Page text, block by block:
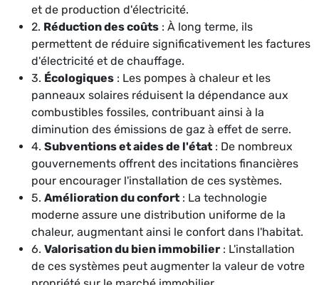
et de production d'électricité.
2. Réduction des coûts : À long terme, ils
permettent de réduire significativement les factures
d'électricité et de chauffage.
3. Écologiques : Les pompes à chaleur et les
panneaux solaires réduisent la dépendance aux
combustibles fossiles, contribuant ainsi à la
diminution des émissions de gaz à effet de serre.
4. Subventions et aides de l'état : De nombreux
gouvernements offrent des incitations financières
pour encourager l'installation de ces systèmes.
5. Amélioration du confort : La technologie
moderne assure une distribution uniforme de la
chaleur, augmentant ainsi le confort dans l'habitat.
6. Valorisation du bien immobilier : L'installation
de ces systèmes peut augmenter la valeur de votre